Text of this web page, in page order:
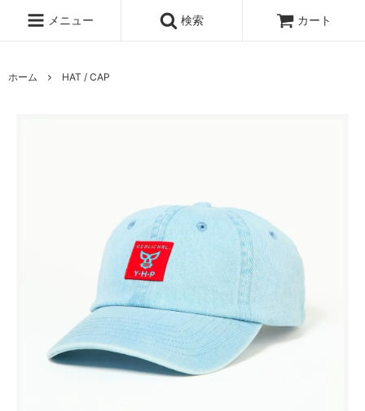
メニュー 検索 カート
ホーム HAT / CAP